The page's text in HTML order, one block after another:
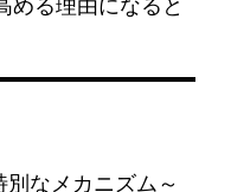
める理由になると
なメカニズム～